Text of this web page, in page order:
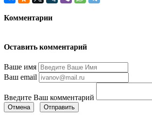
Комментарии
Оставить комментарий
Ваше имя
Ваш email
Введите Ваш комментарий
Отмена Отправить